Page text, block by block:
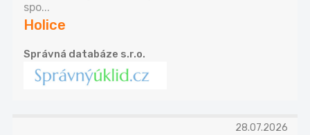
spo...
Holice
Správná databáze s.r.o.
28.07.2026